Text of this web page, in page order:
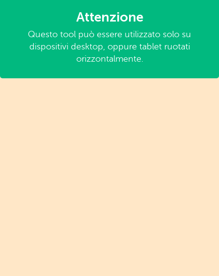
Attenzione
Questo tool può essere utilizzato solo su
dispositivi desktop, oppure tablet ruotati
orizzontalmente.